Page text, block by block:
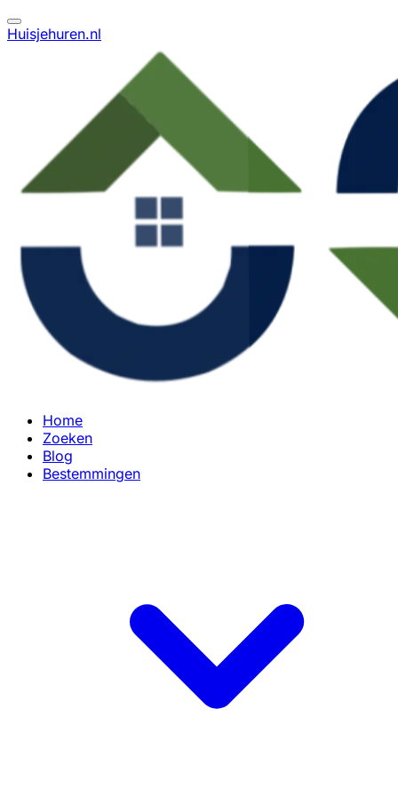
Huisjehuren.nl
Home
Zoeken
Blog
Bestemmingen